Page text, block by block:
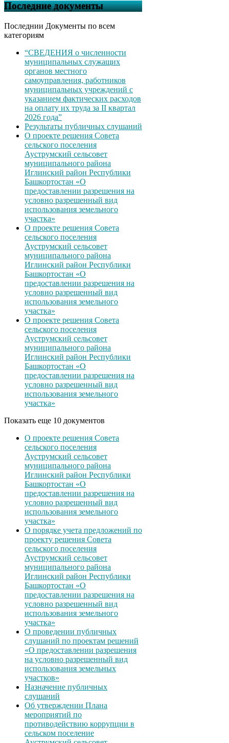
Последние документы
Последнии Документы по всем
категориям
“СВЕДЕНИЯ о численности
муниципальных служащих
органов местного
самоуправления, работников
муниципальных учреждений с
указанием фактических расходов
на оплату их труда за II квартал
2026 года”
Результаты публичных слушаний
О проекте решения Совета
сельского поселения
Ауструмский сельсовет
муниципального района
Иглинский район Республики
Башкортостан «О
предоставлении разрешения на
условно разрешенный вид
использования земельного
участка»
О проекте решения Совета
сельского поселения
Ауструмский сельсовет
муниципального района
Иглинский район Республики
Башкортостан «О
предоставлении разрешения на
условно разрешенный вид
использования земельного
участка»
О проекте решения Совета
сельского поселения
Ауструмский сельсовет
муниципального района
Иглинский район Республики
Башкортостан «О
предоставлении разрешения на
условно разрешенный вид
использования земельного
участка»
Показать еще 10 документов
О проекте решения Совета
сельского поселения
Ауструмский сельсовет
муниципального района
Иглинский район Республики
Башкортостан «О
предоставлении разрешения на
условно разрешенный вид
использования земельного
участка»
О порядке учета предложений по
проекту решения Совета
сельского поселения
Ауструмский сельсовет
муниципального района
Иглинский район Республики
Башкортостан «О
предоставлении разрешения на
условно разрешенный вид
использования земельного
участка»
О проведении публичных
слушаний по проектам решений
«О предоставлении разрешения
на условно разрешенный вид
использования земельных
участков»
Назначение публичных
слушаний
Об утверждении Плана
мероприятий по
противодействию коррупции в
сельском поселение